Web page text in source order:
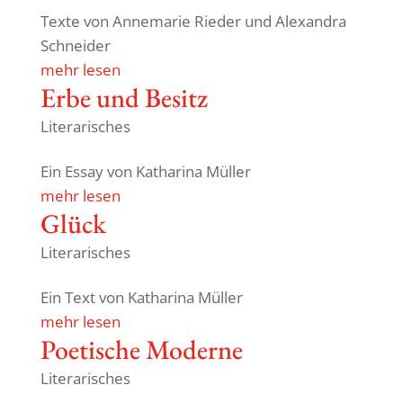
Texte von Anne­marie Rieder und Alex­andra
Schneider
mehr lesen
Erbe und Besitz
Literarisches
Ein Essay von Katha­rina Müller
mehr lesen
Glück
Literarisches
Ein Text von Katha­rina Müller
mehr lesen
Poeti­sche Moderne
Literarisches